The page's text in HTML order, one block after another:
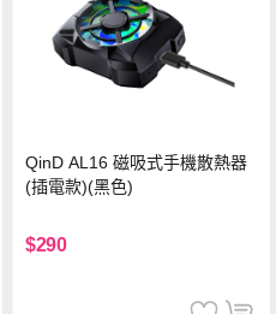
QinD AL16 磁吸式手機散熱器
(插電款)(黑色)
$290